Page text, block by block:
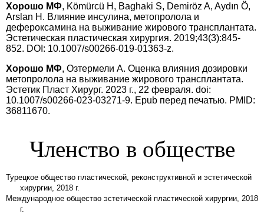
Хорошо МФ, Kömürcü H, Baghaki S, Demiröz A, Aydın Ö,
Arslan H. Влияние инсулина, метопролола и
дефероксамина на выживание жирового трансплантата.
Эстетическая пластическая хирургия. 2019;43(3):845-
852. DOI: 10.1007/s00266-019-01363-z.
Хорошо МФ, Озтермели А. Оценка влияния дозировки
метопролола на выживание жирового трансплантата.
Эстетик Пласт Хирург. 2023 г., 22 февраля. doi:
10.1007/s00266-023-03271-9. Epub перед печатью. PMID:
36811670.
Членство в обществе
Турецкое общество пластической, реконструктивной и эстетической
хирургии, 2018 г.
Международное общество эстетической пластической хирургии, 2018
г.